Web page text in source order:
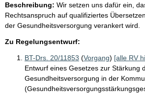
r
o
S
Beschreibung: Wir setzen uns dafür ein,
Rechtsanspruch auf qualifiziertes
der Gesundheitsversorgung verankert wird.
Zu Regelungsentwurf:
BT-Drs. 20/11853 (Vorgang) [alle RV
Entwurf eines Gesetzes zur Stärkung
Gesundheitsversorgung in der